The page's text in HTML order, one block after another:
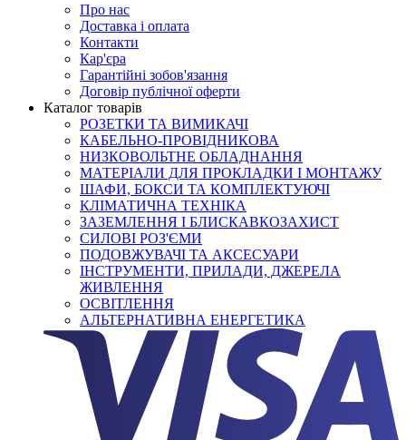
Про нас
Доставка і оплата
Контакти
Кар'єра
Гарантійні зобов'язання
Договір публічної оферти
Каталог товарів
РОЗЕТКИ ТА ВИМИКАЧІ
КАБЕЛЬНО-ПРОВІДНИКОВА
НИЗКОВОЛЬТНЕ ОБЛАДНАННЯ
МАТЕРІАЛИ ДЛЯ ПРОКЛАДКИ І МОНТАЖУ
ШАФИ, БОКСИ ТА КОМПЛЕКТУЮЧІ
КЛІМАТИЧНА ТЕХНІКА
ЗАЗЕМЛЕННЯ І БЛИСКАВКОЗАХИСТ
СИЛОВІ РОЗ'ЄМИ
ПОДОВЖУВАЧІ ТА АКСЕСУАРИ
ІНСТРУМЕНТИ, ПРИЛАДИ, ДЖЕРЕЛА
ЖИВЛЕННЯ
ОСВІТЛЕННЯ
АЛЬТЕРНАТИВНА ЕНЕРГЕТИКА